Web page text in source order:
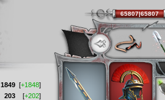
1849 [+1848]
203 [+202]
65807|65807